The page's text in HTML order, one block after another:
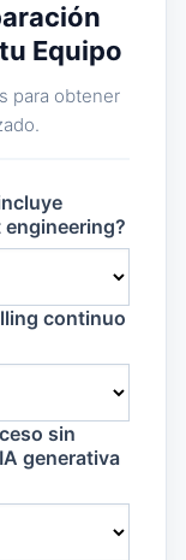
Equipo
para obtener
continuo
sin
generativa